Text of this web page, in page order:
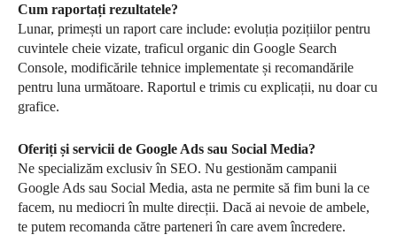
Cum raportați rezultatele?
Lunar, primești un raport care include: evoluția pozițiilor pentru
cuvintele cheie vizate, traficul organic din Google Search
Console, modificările tehnice implementate și recomandările
pentru luna următoare. Raportul e trimis cu explicații, nu doar cu
grafice.
Oferiți și servicii de Google Ads sau Social Media?
Ne specializăm exclusiv în SEO. Nu gestionăm campanii
Google Ads sau Social Media, asta ne permite să fim buni la ce
facem, nu mediocri în multe direcții. Dacă ai nevoie de ambele,
te putem recomanda către parteneri în care avem încredere.